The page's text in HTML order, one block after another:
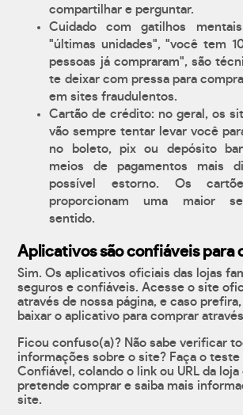
compartilhar e perguntar.
Cuidado com gatilhos
"últimas unidades", "você tem
pessoas já compraram", são
te deixar com pressa para
em sites fraudulentos.
Cartão de crédito: no geral, os
vão sempre tentar levar você
no boleto, pix ou depósito
meios de pagamentos mais
possível estorno. Os
proporcionam uma maior
sentido.
Aplicativos são confiáveis para
Sim. Os aplicativos oficiais das lojas
seguros e confiáveis. Acesse o site
através de nossa página, e caso
baixar o aplicativo para comprar
Ficou confuso(a)? Não sabe verificar
informações sobre o site? Faça o teste
Confiável, colando o link ou URL da
pretende comprar e saiba mais
site.